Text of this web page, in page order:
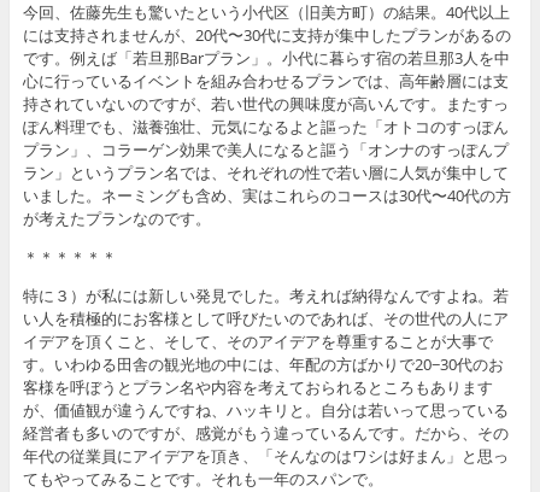
今回、佐藤先生も驚いたという小代区（旧美方町）の結果。40代以上
には支持されませんが、20代〜30代に支持が集中したプランがあるの
です。例えば「若旦那Barプラン」。小代に暮らす宿の若旦那3人を中
心に行っているイベントを組み合わせるプランでは、高年齢層には支
持されていないのですが、若い世代の興味度が高いんです。またすっ
ぽん料理でも、滋養強壮、元気になるよと謳った「オトコのすっぽん
プラン」、コラーゲン効果で美人になると謳う「オンナのすっぽんプ
ラン」というプラン名では、それぞれの性で若い層に人気が集中して
いました。ネーミングも含め、実はこれらのコースは30代〜40代の方
が考えたプランなのです。
＊＊＊＊＊＊
特に３）が私には新しい発見でした。考えれば納得なんですよね。若
い人を積極的にお客様として呼びたいのであれば、その世代の人にア
イデアを頂くこと、そして、そのアイデアを尊重することが大事で
す。いわゆる田舎の観光地の中には、年配の方ばかりで20−30代のお
客様を呼ぼうとプラン名や内容を考えておられるところもあります
が、価値観が違うんですね、ハッキリと。自分は若いって思っている
経営者も多いのですが、感覚がもう違っているんです。だから、その
年代の従業員にアイデアを頂き、「そんなのはワシは好まん」と思っ
てもやってみることです。それも一年のスパンで。